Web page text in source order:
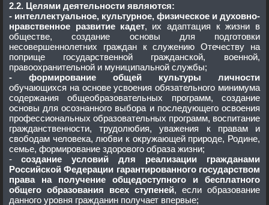
2.2. Целями деятельности являются:
- интеллектуальное, культурное, физическое и духовно-
нравственное развитие кадет, их адаптация к жизни в
обществе, создание основы для подготовки
несовершеннолетних граждан к служению Отечеству на
поприще государственной гражданской, военной,
правоохранительной и муниципальной службы;
- формирование общей культуры личности
обучающихся на основе усвоения обязательного минимума
содержания общеобразовательных программ, создание
основы для осознанного выбора и последующего освоения
профессиональных образовательных программ, воспитание
гражданственности, трудолюбия, уважения к правам и
свободам человека, любви к окружающей природе, Родине,
семье, формирование здорового образа жизни;
- создание условий для реализации гражданами
Российской Федерации гарантированного государством
права на получение общедоступного и бесплатного
общего образования всех ступеней, если образование
данного уровня гражданин получает впервые;